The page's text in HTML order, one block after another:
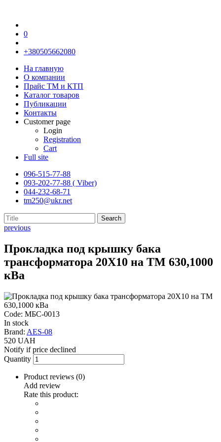
0
+380505662080
На главную
О компании
Прайс TM и КТП
Каталог товаров
Публикации
Контакты
Customer page
Login
Registration
Cart
Full site
096-515-77-88
093-202-77-88 ( Viber)
044-232-68-71
tm250@ukr.net
previous
Прокладка под крышку бака
трансформатора 20Х10 на ТМ 630,1000
кВа
Code: МБС-0013
In stock
Brand: AES-08
520 UAH
Notify if price declined
Quantity
Product reviews (0)
Add review
Rate this product: